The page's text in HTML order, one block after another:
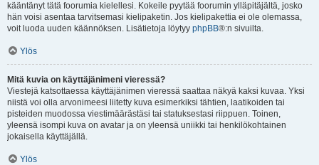
kääntänyt tätä foorumia kielellesi. Kokeile pyytää foorumin ylläpitäjältä, josko
hän voisi asentaa tarvitsemasi kielipaketin. Jos kielipakettia ei ole olemassa,
voit luoda uuden käännöksen. Lisätietoja löytyy phpBB®:n sivuilta.
Ylös
Mitä kuvia on käyttäjänimeni vieressä?
Viestejä katsottaessa käyttäjänimen vieressä saattaa näkyä kaksi kuvaa. Yksi
niistä voi olla arvonimeesi liitetty kuva esimerkiksi tähtien, laatikoiden tai
pisteiden muodossa viestimäärästäsi tai statuksestasi riippuen. Toinen,
yleensä isompi kuva on avatar ja on yleensä uniikki tai henkilökohtainen
jokaisella käyttäjällä.
Ylös